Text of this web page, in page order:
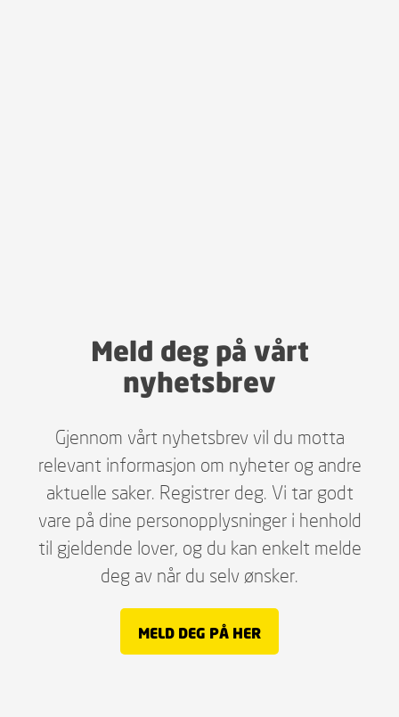
Meld deg på vårt
nyhetsbrev
Gjennom vårt nyhetsbrev vil du motta
relevant informasjon om nyheter og andre
aktuelle saker. Registrer deg. Vi tar godt
vare på dine personopplysninger i henhold
til gjeldende lover, og du kan enkelt melde
deg av når du selv ønsker.
MELD DEG PÅ HER